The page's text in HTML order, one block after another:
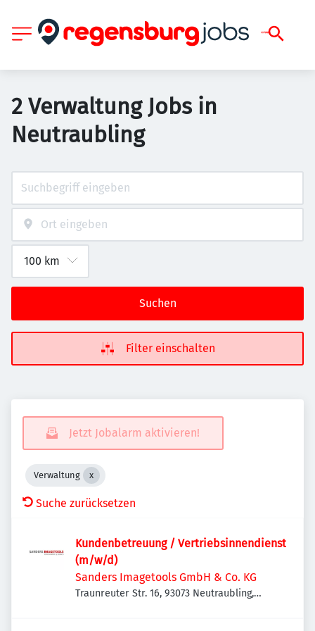
2 Verwaltung Jobs in
Neutraubling
Suchen
Filter einschalten
Jetzt Jobalarm aktivieren!
Verwaltung
Suche zurücksetzen
Kundenbetreuung / Vertriebsinnendienst
(m/w/d)
Sanders Imagetools GmbH & Co. KG
Traunreuter Str. 16, 93073 Neutraubling,